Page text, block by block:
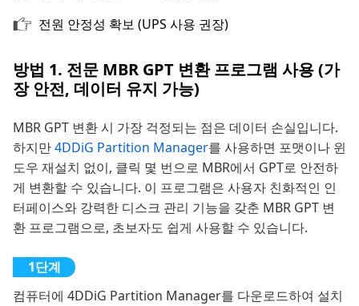
전원 안정성 확보 (UPS 사용 권장)
방법 1. 전문 MBR GPT 변환 프로그램 사용 (가
장 안전, 데이터 유지 가능)
MBR GPT 변환 시 가장 걱정되는 점은 데이터 손실입니다.
하지만4DDiG Partition Manager를 사용하면 포맷이나 윈
도우 재설치 없이, 클릭 몇 번으로 MBR에서 GPT로 안전하
게 변환할 수 있습니다. 이 프로그램은 사용자 친화적인 인
터페이스와 강력한 디스크 관리 기능을 갖춘 MBR GPT 변
환 프로그램으로, 초보자도 쉽게 사용할 수 있습니다.
컴퓨터에 4DDiG Partition Manager를 다운로드하여 설치